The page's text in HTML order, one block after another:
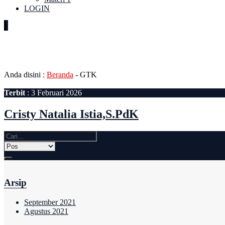
LOGIN
Anda disini : Beranda - GTK
Terbit : 3 Februari 2026
Cristy Natalia Istia,S.PdK
Arsip
September 2021
Agustus 2021